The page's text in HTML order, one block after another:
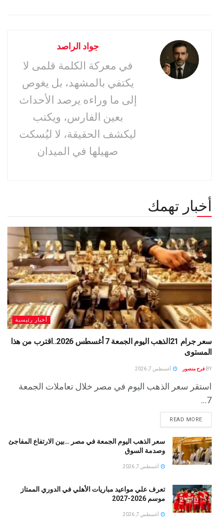
جواد الراصد
في معركة الكلمة قلمى لا
يكتفي بالمشهد، بل يغوص
إلى ما وراءه يرصد الأحداث
بعين الفارس، ويكتب
ليكشف الحقيقة، لا ليُسكت
صهيلها في الميدان
أخبار تهمك
أخبار رئيسية
سعر جرام 21الذهب اليوم الجمعة 7 أغسطس 2026..اقترب من هذا
المستوى
BY فرح منصور أغسطس 7, 2026
استقر سعر الذهب اليوم في مصر خلال تعاملات الجمعة
7...
READ MORE
سعر الذهب اليوم الجمعة في مصر …بين الارتفاع المفاجئ
وصدمة السوق
أغسطس 7, 2026
تعرف علي مواعيد مباريات الأهلي في الدوري الممتاز
موسم 2026-2027
أغسطس 7, 2026